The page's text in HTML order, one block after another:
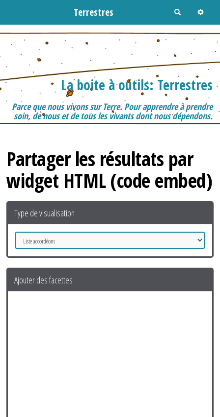
Terrestres
c
h
e
La boite à outils: Terrestres
Parce que nous vivons sur Terre. Pour apprendre à prendre
soin, de nous et de tous les vivants dont nous dépendons.
Partager les résultats par
widget HTML (code embed)
Type de visualisation
Ajouter des facettes